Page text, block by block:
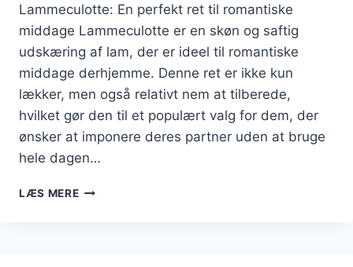
Lammeculotte: En perfekt ret til romantiske
middage Lammeculotte er en skøn og saftig
udskæring af lam, der er ideel til romantiske
middage derhjemme. Denne ret er ikke kun
lækker, men også relativt nem at tilberede,
hvilket gør den til et populært valg for dem, der
ønsker at imponere deres partner uden at bruge
hele dagen…
LÆS MERELAMMECULOTTE